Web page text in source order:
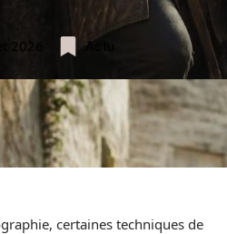
2026 Actu
certaines techniques de